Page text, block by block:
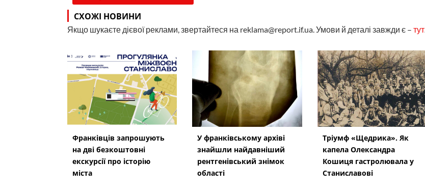
СХОЖІ НОВИНИ
Якщо шукаєте дієвої реклами, звертайтеся на reklama@report.if.ua. Умови й деталі завжди є – тут
Франківців запрошують
на дві безкоштовні
екскурсії про історію
міста
У франківському архіві
знайшли найдавніший
рентгенівський знімок
області
Тріумф «Щедрика». Як
капела Олександра
Кошиця гастролювала у
Станиславові